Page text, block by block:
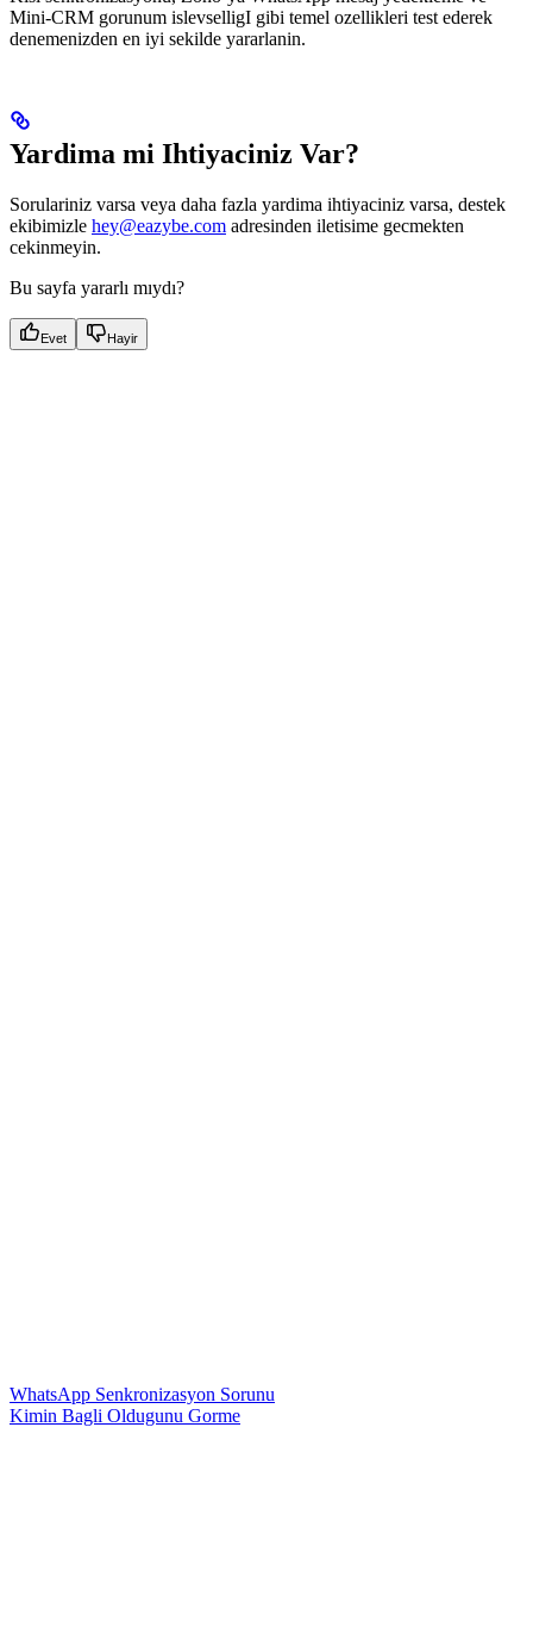
Mini-CRM gorunum islevselligI gibi temel ozellikleri test ederek
denemenizden en iyi sekilde yararlanin.
Yardima mi Ihtiyaciniz Var?
Sorulariniz varsa veya daha fazla yardima ihtiyaciniz varsa, destek
ekibimizle hey@eazybe.com adresinden iletisime gecmekten
cekinmeyin.
Bu sayfa yararlı mıydı?
Evet Hayir
WhatsApp Senkronizasyon Sorunu
Kimin Bagli Oldugunu Gorme